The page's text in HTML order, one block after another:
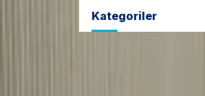
Kategoriler